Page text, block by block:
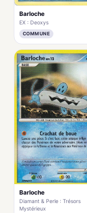
Barloche
EX : Deoxys
COMMUNE
Barloche
Diamant & Perle : Trésors
Mystérieux